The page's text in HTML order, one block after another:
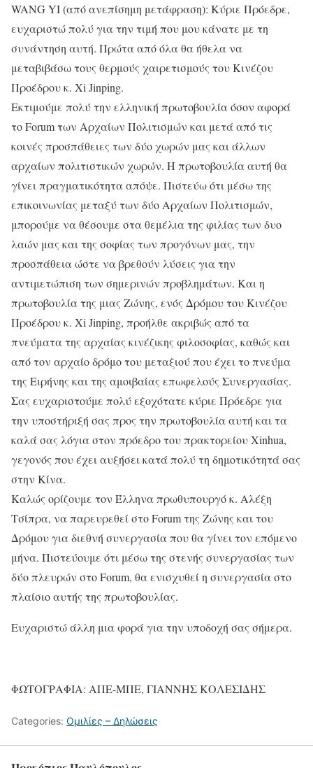
WANG YI (από ανεπίσημη μετάφραση): Κύριε Πρόεδρε,
ευχαριστώ πολύ για την τιμή που μου κάνατε με τη
συνάντηση αυτή. Πρώτα από όλα θα ήθελα να
μεταβιβάσω τους θερμούς χαιρετισμούς του Κινέζου
Προέδρου κ. Xi Jinping.
Εκτιμούμε πολύ την ελληνική πρωτοβουλία όσον αφορά
το Forum των Αρχαίων Πολιτισμών και μετά από τις
κοινές προσπάθειες των δύο χωρών μας και άλλων
αρχαίων πολιτιστικών χωρών. Η πρωτοβουλία αυτή θα
γίνει πραγματικότητα απόψε. Πιστεύω ότι μέσω της
επικοινωνίας μεταξύ των δύο Αρχαίων Πολιτισμών,
μπορούμε να θέσουμε στα θεμέλια της φιλίας των δυο
λαών μας και της σοφίας των προγόνων μας, την
προσπάθεια ώστε να βρεθούν λύσεις για την
αντιμετώπιση των σημερινών προβλημάτων. Και η
πρωτοβουλία της μιας Ζώνης, ενός Δρόμου του Κινέζου
Προέδρου κ. Xi Jinping, προήλθε ακριβώς από τα
πνεύματα της αρχαίας κινέζικης φιλοσοφίας, καθώς και
από τον αρχαίο δρόμο του μεταξιού που έχει το πνεύμα
της Ειρήνης και της αμοιβαίας επωφελούς Συνεργασίας.
Σας ευχαριστούμε πολύ εξοχότατε κύριε Πρόεδρε για
την υποστήριξή σας προς την πρωτοβουλία αυτή και τα
καλά σας λόγια στον πρόεδρο του πρακτορείου Xinhua,
γεγονός που έχει αυξήσει κατά πολύ τη δημοτικότητά σας
στην Κίνα.
Καλώς ορίζουμε τον Έλληνα πρωθυπουργό κ. Αλέξη
Τσίπρα, να παρευρεθεί στο Forum της Ζώνης και του
Δρόμου για διεθνή συνεργασία που θα γίνει τον επόμενο
μήνα. Πιστεύουμε ότι μέσω της στενής συνεργασίας των
δύο πλευρών στο Forum, θα ενισχυθεί η συνεργασία στο
πλαίσιο αυτής της πρωτοβουλίας.
Ευχαριστώ άλλη μια φορά για την υποδοχή σας σήμερα.
ΦΩΤΟΓΡΑΦΙΑ: ΑΠΕ-ΜΠΕ, ΓΙΑΝΝΗΣ ΚΟΛΕΣΙΔΗΣ
Categories: Ομιλίες – Δηλώσεις